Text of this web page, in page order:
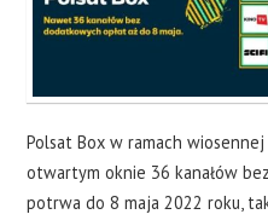
Polsat Box w ramach
otwartym oknie 36 kanałów
potrwa do 8 maja 2022 roku,